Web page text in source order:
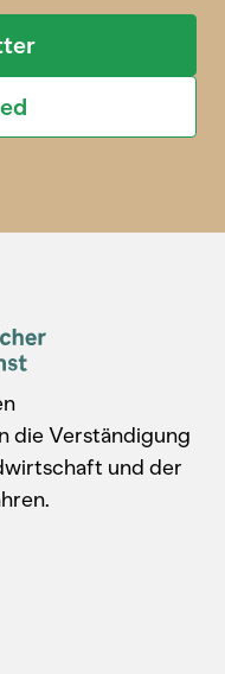
die Verständigung
und der